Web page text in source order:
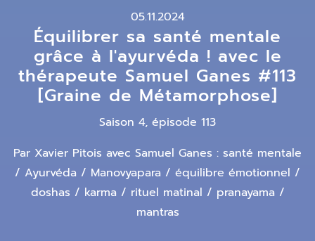
05.11.2024
Équilibrer sa santé mentale
grâce à l'ayurvéda ! avec le
thérapeute Samuel Ganes #113
[Graine de Métamorphose]
Saison 4, épisode 113
Par Xavier Pitois avec Samuel Ganes : santé mentale
/ Ayurvéda / Manovyapara / équilibre émotionnel /
doshas / karma / rituel matinal / pranayama /
mantras